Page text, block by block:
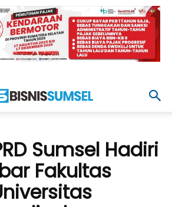
Sumsel Hadiri
Fakultas